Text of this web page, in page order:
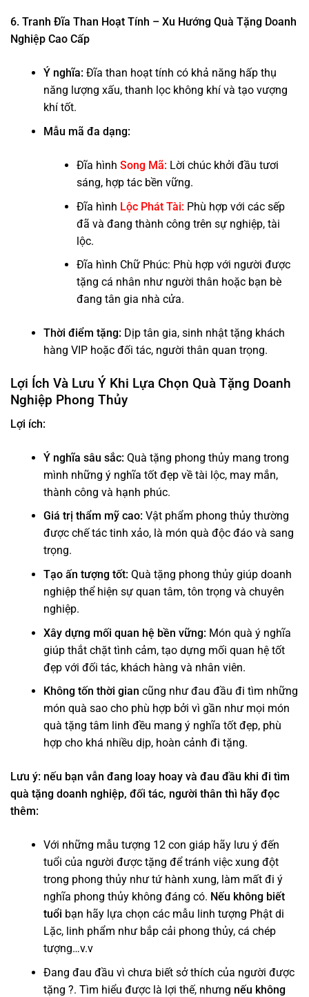
6. Tranh Đĩa Than Hoạt Tính – Xu Hướng Quà Tặng Doanh
Nghiệp Cao Cấp
Ý nghĩa: Đĩa than hoạt tính có khả năng hấp thụ
năng lượng xấu, thanh lọc không khí và tạo vượng
khí tốt.
Mẫu mã đa dạng:
Đĩa hình Song Mã: Lời chúc khởi đầu tươi
sáng, hợp tác bền vững.
Đĩa hình Lộc Phát Tài: Phù hợp với các sếp
đã và đang thành công trên sự nghiệp, tài
lộc.
Đĩa hình Chữ Phúc: Phù hợp với người được
tặng cá nhân như người thân hoặc bạn bè
đang tân gia nhà cửa.
Thời điểm tặng: Dịp tân gia, sinh nhật tặng khách
hàng VIP hoặc đối tác, người thân quan trọng.
Lợi Ích Và Lưu Ý Khi Lựa Chọn Quà Tặng Doanh
Nghiệp Phong Thủy
Lợi ích:
Ý nghĩa sâu sắc: Quà tặng phong thủy mang trong
mình những ý nghĩa tốt đẹp về tài lộc, may mắn,
thành công và hạnh phúc.
Giá trị thẩm mỹ cao: Vật phẩm phong thủy thường
được chế tác tinh xảo, là món quà độc đáo và sang
trọng.
Tạo ấn tượng tốt: Quà tặng phong thủy giúp doanh
nghiệp thể hiện sự quan tâm, tôn trọng và chuyên
nghiệp.
Xây dựng mối quan hệ bền vững: Món quà ý nghĩa
giúp thắt chặt tình cảm, tạo dựng mối quan hệ tốt
đẹp với đối tác, khách hàng và nhân viên.
Không tốn thời gian cũng như đau đầu đi tìm những
món quà sao cho phù hợp bởi vì gần như mọi món
quà tặng tâm linh đều mang ý nghĩa tốt đẹp, phù
hợp cho khá nhiều dịp, hoàn cảnh đi tặng.
Lưu ý: nếu bạn vẫn đang loay hoay và đau đầu khi đi tìm
quà tặng doanh nghiệp, đối tác, người thân thì hãy đọc
thêm:
Với những mẫu tượng 12 con giáp hãy lưu ý đến
tuổi của người được tặng để tránh việc xung đột
trong phong thủy như tứ hành xung, làm mất đi ý
nghĩa phong thủy không đáng có. Nếu không biết
tuổi bạn hãy lựa chọn các mẫu linh tượng Phật di
Lặc, linh phẩm như bắp cải phong thủy, cá chép
tượng…v.v
Đang đau đầu vì chưa biết sở thích của người được
tặng ?. Tìm hiểu được là lợi thế, nhưng nếu không